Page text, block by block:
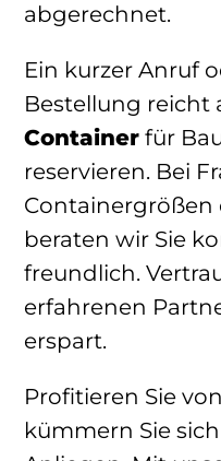
abgerechnet.
Ein kurzer Anruf
Bestellung reicht
Container für
reservieren. Bei
Containergrößen
beraten wir Sie
freundlich.
erfahrenen
erspart.
Profitieren Sie
kümmern Sie